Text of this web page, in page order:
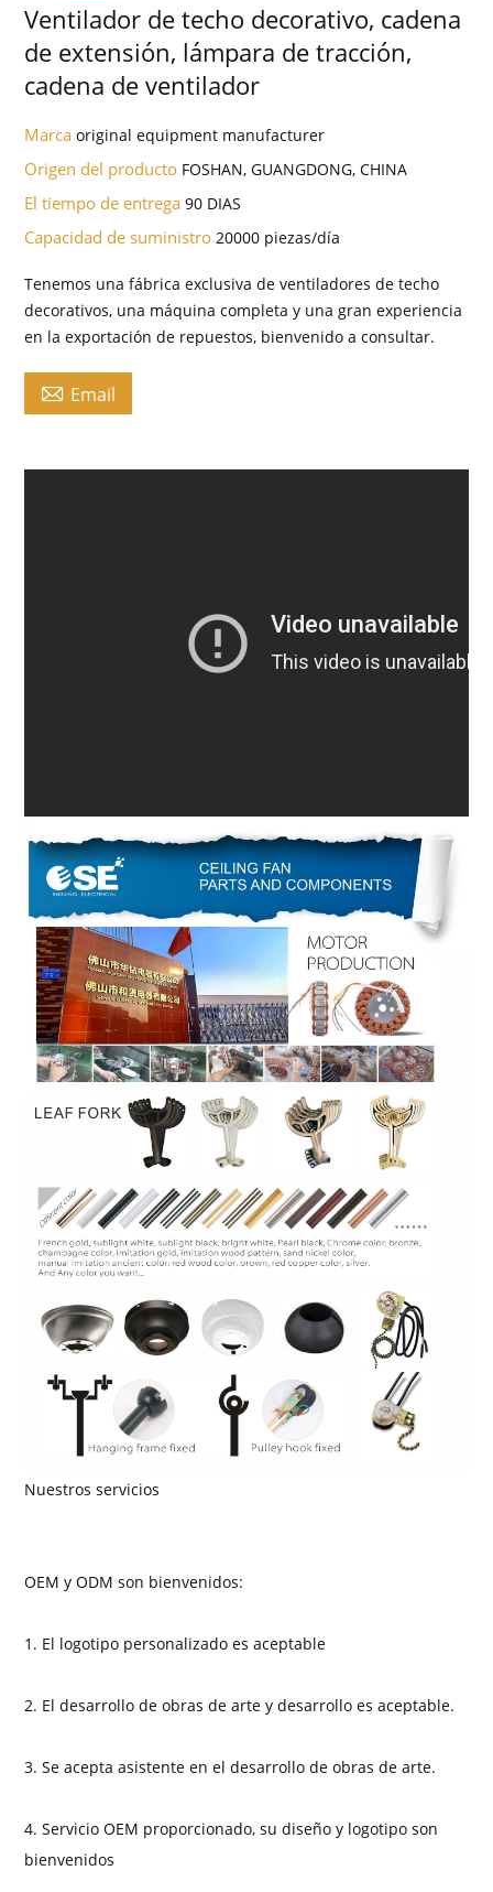
Ventilador de techo decorativo, cadena
de extensión, lámpara de tracción,
cadena de ventilador
Marcaoriginal equipment manufacturer
Origen del producto FOSHAN, GUANGDONG, CHINA
El tiempo de entrega90 DIAS
Capacidad de suministro 20000 piezas/día
Tenemos una fábrica exclusiva de ventiladores de techo
decorativos, una máquina completa y una gran experiencia
en la exportación de repuestos, bienvenido a consultar.
 Email
Nuestros servicios
OEM y ODM son bienvenidos:
1. El logotipo personalizado es aceptable
2. El desarrollo de obras de arte y desarrollo es aceptable.
3. Se acepta asistente en el desarrollo de obras de arte.
4. Servicio OEM proporcionado, su diseño y logotipo son
bienvenidos